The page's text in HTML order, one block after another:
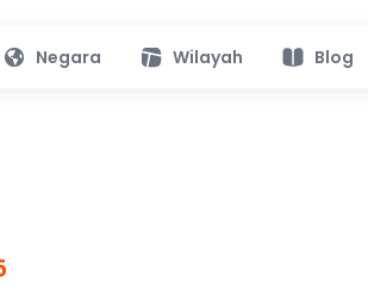
Negara Wilayah Blog